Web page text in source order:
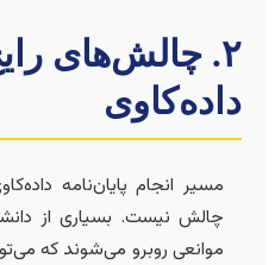
۲. چالش‌های رایج
مسیر انجام پایان‌نامه داده‌کاوی،
چالش نیست. بسیاری از
موانعی روبرو می‌شوند که می‌تواند